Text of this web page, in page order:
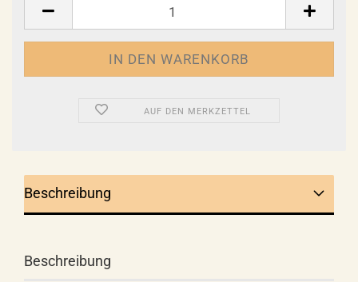
AUF DEN MERKZETTEL
Beschreibung
Beschreibung